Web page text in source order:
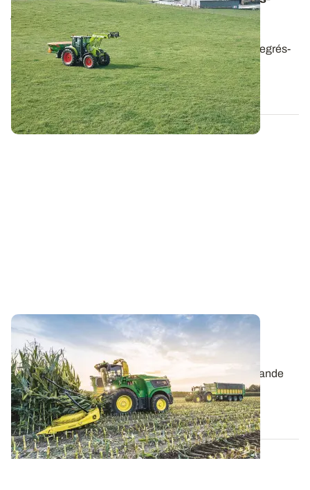
jours cumulés pour déclencher le premier
apport d’azote
Un apport d’azote minéral ou de lisier, dès les 200 degrés-
jours cumulés (en base 0°C)...
28 JANV. 2026
Récolte 2025 : quelle qualité pour le maïs
fourrage ?
La disparité de la pluviométrie constatée sur une grande
partie de la France au cours du...
01 DÉC. 2025